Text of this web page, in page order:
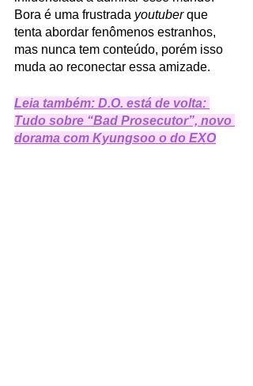
Bora é uma frustrada youtuber que
tenta abordar fenômenos estranhos,
mas nunca tem conteúdo, porém isso
muda ao reconectar essa amizade.
Leia também: D.O. está de volta:
Tudo sobre “Bad Prosecutor”, novo
dorama com Kyungsoo o do EXO